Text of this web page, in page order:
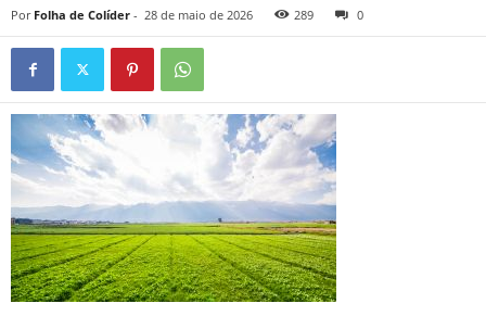
Por Folha de Colíder - 28 de maio de 2026 289 0